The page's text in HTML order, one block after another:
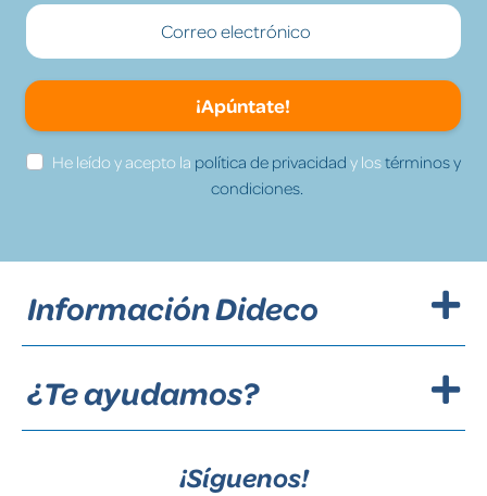
¡Apúntate!
He leído y acepto la política de privacidad y lostérminos y
condiciones.
Información Dideco
¿Te ayudamos?
¡Síguenos!